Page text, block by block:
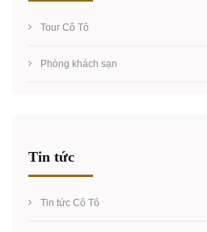
Tour Cô Tô
Phòng khách sạn
Tin tức
Tin tức Cô Tô